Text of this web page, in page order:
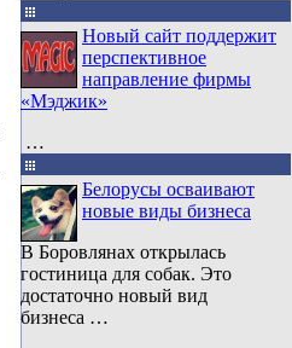
Новый сайт поддержит
перспективное
направление фирмы
«Мэджик»
…
Белорусы осваивают
новые виды бизнеса
В Боровлянах открылась
гостиница для собак. Это
достаточно новый вид
бизнеса …